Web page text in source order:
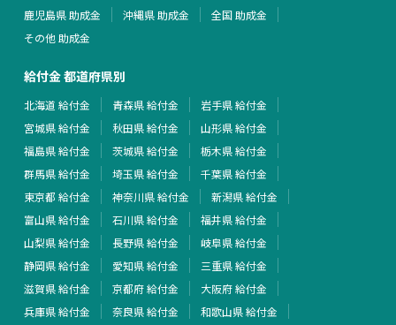
鹿児島県 助成金
沖縄県 助成金
全国 助成金
その他 助成金
給付金 都道府県別
北海道 給付金 青森県 給付金
岩手県 給付金
宮城県 給付金
秋田県 給付金
山形県 給付金
福島県 給付金
茨城県 給付金
栃木県 給付金
群馬県 給付金
埼玉県 給付金
千葉県 給付金
東京都 給付金
神奈川県 給付金
新潟県 給付金
富山県 給付金
石川県 給付金
福井県 給付金
山梨県 給付金
長野県 給付金
岐阜県 給付金
静岡県 給付金
愛知県 給付金
三重県 給付金
滋賀県 給付金
京都府 給付金
大阪府 給付金
兵庫県 給付金
奈良県 給付金
和歌山県 給付金